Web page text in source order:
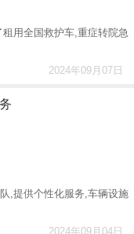
用全国救护车,重症转院急
2024年09月07日
,提供个性化服务,车辆设施
2024年09月04日